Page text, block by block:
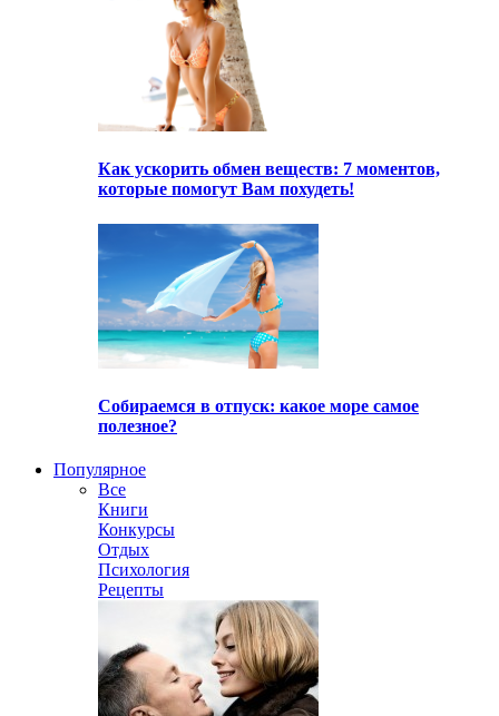
Как ускорить обмен веществ: 7 моментов,
которые помогут Вам похудеть!
Собираемся в отпуск: какое море самое
полезное?
Популярное
Все
Книги
Конкурсы
Отдых
Психология
Рецепты